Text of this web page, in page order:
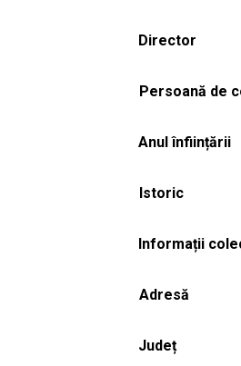
Director
Persoană de
Anul înființării
Istoric
Informații
Adresă
Județ